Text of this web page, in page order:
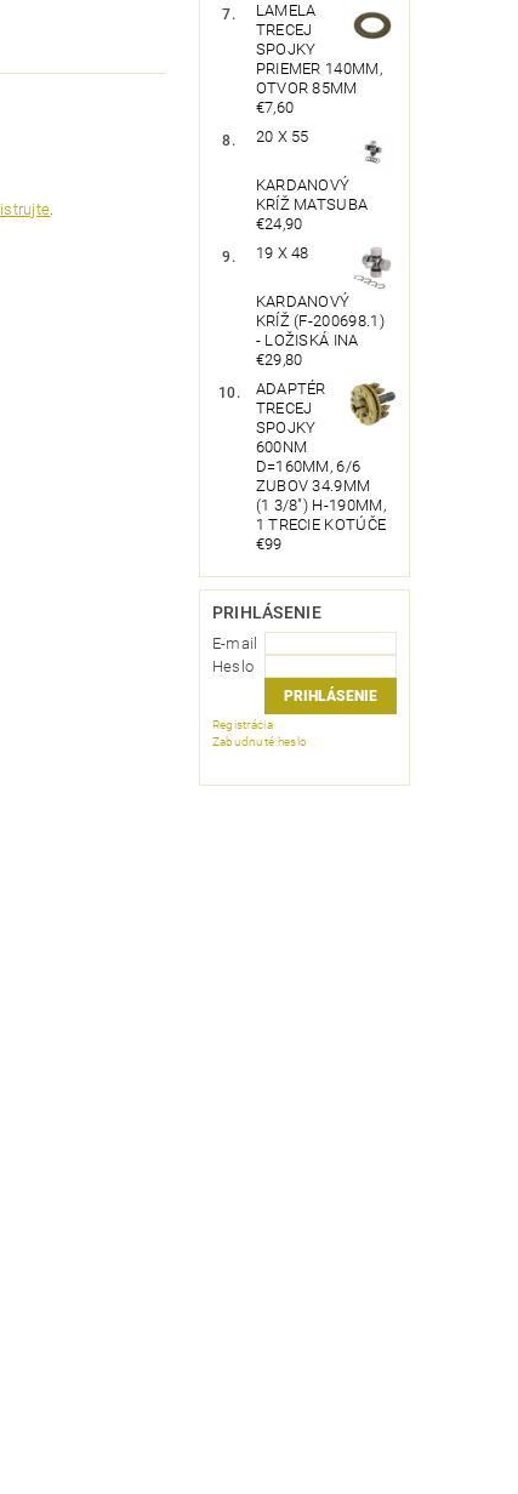
.
LAMELA
TRECEJ
SPOJKY
PRIEMER 140MM,
OTVOR 85MM
€7,60
20 X 55
KARDANOVÝ
KRÍŽ MATSUBA
€24,90
19 X 48
KARDANOVÝ
KRÍŽ (F-200698.1)
- LOŽISKÁ INA
€29,80
ADAPTÉR
TRECEJ
SPOJKY
600NM
D=160MM, 6/6
ZUBOV 34.9MM
(1 3/8") H-190MM,
1 TRECIE KOTÚČE
€99
PRIHLÁSENIE
E-mail
Heslo
Registrácia
Zabudnuté heslo